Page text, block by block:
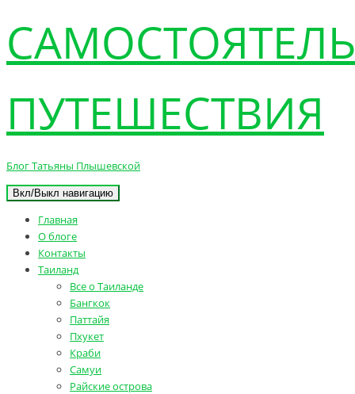
ПУТЕШЕСТВИЯ
Блог Татьяны Плышевской
Вкл/Выкл навигацию
Главная
О блоге
Контакты
Таиланд
Все о Таиланде
Бангкок
Паттайя
Пхукет
Краби
Самуи
Райские острова